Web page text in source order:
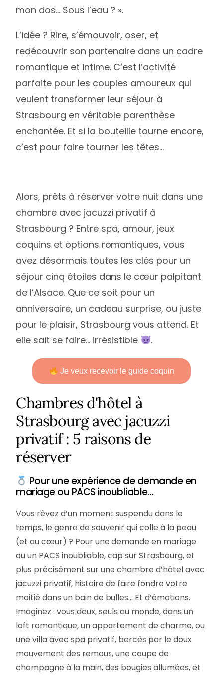
mon dos… Sous l’eau ? ».
L’idée ? Rire, s’émouvoir, oser, et
redécouvrir son partenaire dans un cadre
romantique et intime. C’est l’activité
parfaite pour les couples amoureux qui
veulent transformer leur séjour à
Strasbourg en véritable parenthèse
enchantée. Et si la bouteille tourne encore,
c’est pour faire tourner les têtes…
Alors, prêts à réserver votre nuit dans une
chambre avec jacuzzi privatif à
Strasbourg ? Entre spa, amour, jeux
coquins et options romantiques, vous
avez désormais toutes les clés pour un
séjour cinq étoiles dans le cœur palpitant
de l’Alsace. Que ce soit pour un
anniversaire, un cadeau surprise, ou juste
pour le plaisir, Strasbourg vous attend. Et
elle sait se faire… irrésistible
.
Je veux recevoir le guide coquin
Chambres d'hôtel à
Strasbourg avec jacuzzi
privatif : 5 raisons de
réserver
Pour une expérience de demande en
mariage ou PACS inoubliable…
Vous rêvez d’un moment suspendu dans le
temps, le genre de souvenir qui colle à la peau
(et au cœur) ? Pour une demande en mariage
ou un PACS inoubliable, cap sur Strasbourg, et
plus précisément sur une chambre d’hôtel avec
jacuzzi privatif, histoire de faire fondre votre
moitié dans un bain de bulles… Et d’émotions.
Imaginez : vous deux, seuls au monde, dans un
loft romantique, un appartement de charme, ou
une villa avec spa privatif, bercés par le doux
mouvement des remous, une coupe de
champagne à la main, des bougies allumées, et